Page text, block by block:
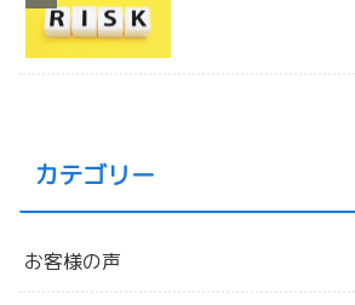
カテゴリー
お客様の声